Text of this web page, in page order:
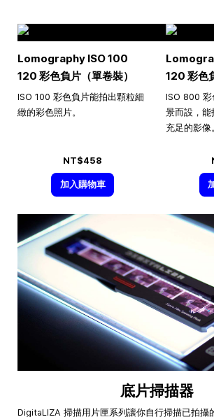
Lomography ISO 100
120 彩色負片（單卷裝）
ISO 100 彩色負片能拍出顆粒細
緻的彩色照片。
NT$458
加入購物車
120 彩色
ISO 800 彩
景而設，能
充足的影像。
底片掃描器
DigitaLIZA 掃描用片匣系列讓你自行掃描已拍攝